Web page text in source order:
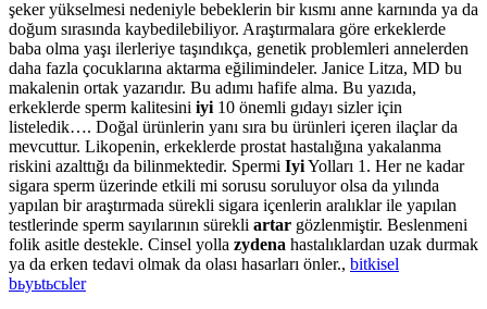
şeker yükselmesi nedeniyle bebeklerin bir kısmı anne karnında ya da
doğum sırasında kaybedilebiliyor. Araştırmalara göre erkeklerde
baba olma yaşı ilerleriye taşındıkça, genetik problemleri annelerden
daha fazla çocuklarına aktarma eğilimindeler. Janice Litza, MD bu
makalenin ortak yazarıdır. Bu adımı hafife alma. Bu yazıda,
erkeklerde sperm kalitesini iyi 10 önemli gıdayı sizler için
listeledik…. Doğal ürünlerin yanı sıra bu ürünleri içeren ilaçlar da
mevcuttur. Likopenin, erkeklerde prostat hastalığına yakalanma
riskini azalttığı da bilinmektedir. Spermi IyiYolları 1. Her ne kadar
sigara sperm üzerinde etkili mi sorusu soruluyor olsa da yılında
yapılan bir araştırmada sürekli sigara içenlerin aralıklar ile yapılan
testlerinde sperm sayılarının sürekli artar gözlenmiştir. Beslenmeni
folik asitle destekle. Cinsel yolla zydena hastalıklardan uzak durmak
ya da erken tedavi olmak da olası hasarları önler., bitkisel
bьyьtьcьler